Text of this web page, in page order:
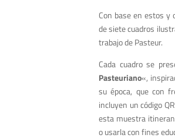
Con base en estos y
de siete cuadros
trabajo de Pasteur.
Cada cuadro se
Pasteuriano«,
su época, que con
incluyen un código
esta muestra
o usarla con fines